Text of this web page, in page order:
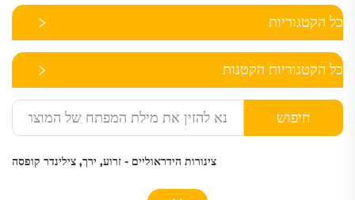
כל הקטגוריות
כל הקטגוריות הקטנות
חיפוש
צינורות הידראוליים - זרוע, ירך, צילינדר קופסה